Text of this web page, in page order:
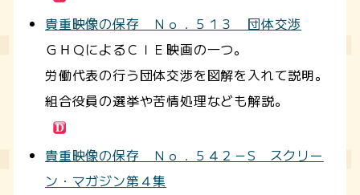
貴重映像の保存 Ｎｏ．５１３ 団体交渉
ＧＨＱによるＣＩＥ映画の一つ。
労働代表の行う団体交渉を図解を入れて説明。
組合役員の選挙や苦情処理なども解説。
貴重映像の保存 Ｎｏ．５４２－S スクリー
ン・マガジン第４集